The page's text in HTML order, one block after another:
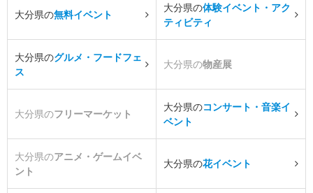
大分県の無料イベント
大分県の体験イベント・アク
ティビティ
大分県のグルメ・フードフェ
ス
大分県の物産展
大分県のフリーマーケット
大分県のコンサート・音楽イ
ベント
大分県のアニメ・ゲームイベ
ント
大分県の花イベント